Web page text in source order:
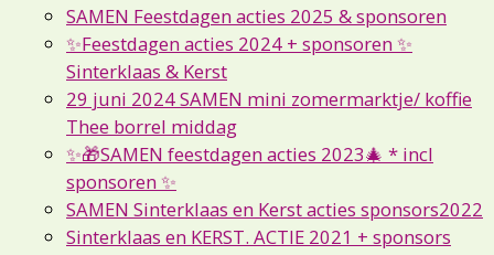
SAMEN Feestdagen acties 2025 & sponsoren
✨Feestdagen acties 2024 + sponsoren ✨
Sinterklaas & Kerst
29 juni 2024 SAMEN mini zomermarktje/ koffie
Thee borrel middag
✨🎁SAMEN feestdagen acties 2023🎄 * incl
sponsoren ✨
SAMEN Sinterklaas en Kerst acties sponsors2022
Sinterklaas en KERST. ACTIE 2021 + sponsors